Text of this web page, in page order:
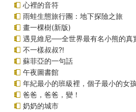
心裡的音符
雨蛙生態旅行團：地下探險之旅
畫一棵樹(新版)
遇見維尼──全世界最有名小熊的真
不一樣叔叔?!
蘇菲亞的一句話
午夜圖書館
年紀最小的班級裡，個子最小的女
爸爸，爸爸，變！
奶奶的城市